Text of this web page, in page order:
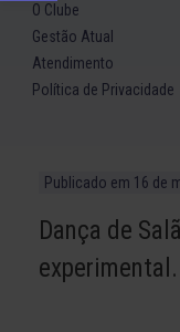
O Clube
Gestão Atual
Atendimento
Política de Privacidade
Publicado em 16 de
Dança de
experimental.